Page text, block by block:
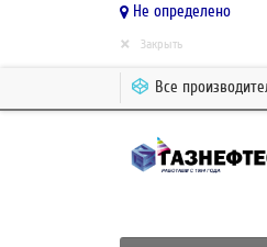
Не определено
× Закрыть
Все